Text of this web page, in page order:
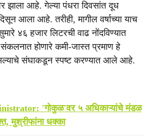
झाला आहे. गेल्या पंधरा दिवसांत दूध
आला आहे. तरीही, मागील वर्षाच्या याच
४६ हजार लिटरची वाढ नोंदविण्यात
होणारे कमी-जास्त प्रमाण हे
संघाकडून स्पष्ट करण्यात आले आहे.
'गोकुळ'वर ५ अधिकाऱ्यांचे मंडळ
मुश्रीफांना धक्का